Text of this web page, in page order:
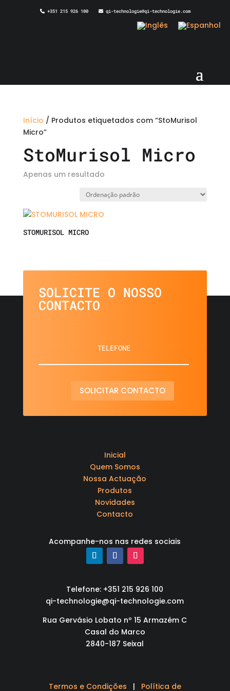
+351 215 926 100 qi-technologie@qi-technologie.com
Início / Produtos etiquetados com “StoMurisol
Micro”
StoMurisol Micro
Apenas um resultado
STOMURISOL MICRO
SOLICITE O NOSSO
CONTACTO
SOLICITAR CONTACTO
Inicial
Quem Somos
Nossa Actuação
Produtos
Novidades
Contacto
Acompanhe-nos nas redes sociais
Telefone: +351 215 926 100
qi-technologie@qi-technologie.com
Rua Gervásio Lobato nº 15 Armazém C
Casal do Marco
2840-187 Seixal
Termos e Condições | Política de